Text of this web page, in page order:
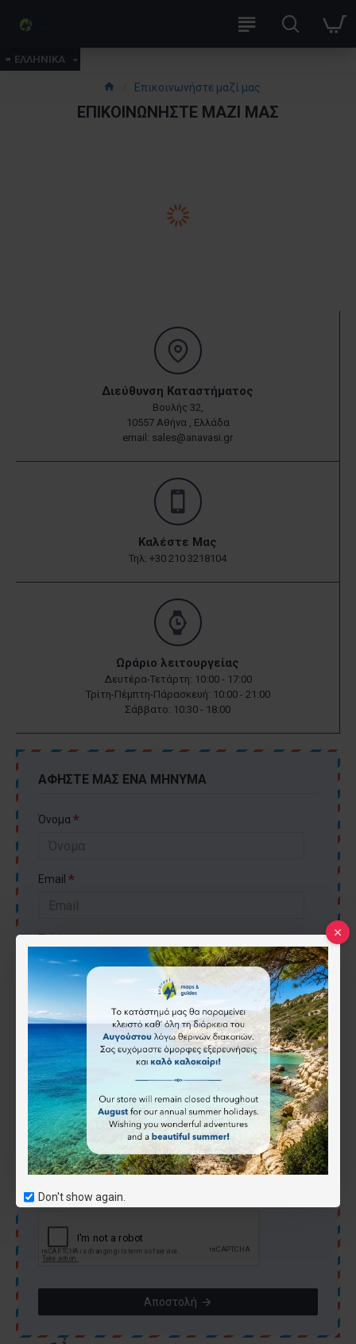
Don't show again.
ΕΛΛΗΝΙΚΑ
Επικοινωνήστε μαζί μας
ΕΠΙΚΟΙΝΩΝΉΣΤΕ ΜΑΖΊ ΜΑΣ
Διεύθυνση Καταστήματος
Βουλής 32,
10557 Αθήνα , Ελλάδα
email: sales@anavasi.gr
Καλέστε Μας
Τηλ: +30 210 3218104
Ωράριο λειτουργείας
Δευτέρα-Τετάρτη: 10:00 - 17:00
Τρίτη-Πέμπτη-Πάρασκευή: 10:00 - 21:00
Σάββατο: 10:30 - 18:00
ΑΦΉΣΤΕ ΜΑΣ ΈΝΑ ΜΉΝΥΜΑ
Όνομα
Email
Τηλέφωνο
Θέμα
Μήνυμα
παρακάτω
Αποστολή